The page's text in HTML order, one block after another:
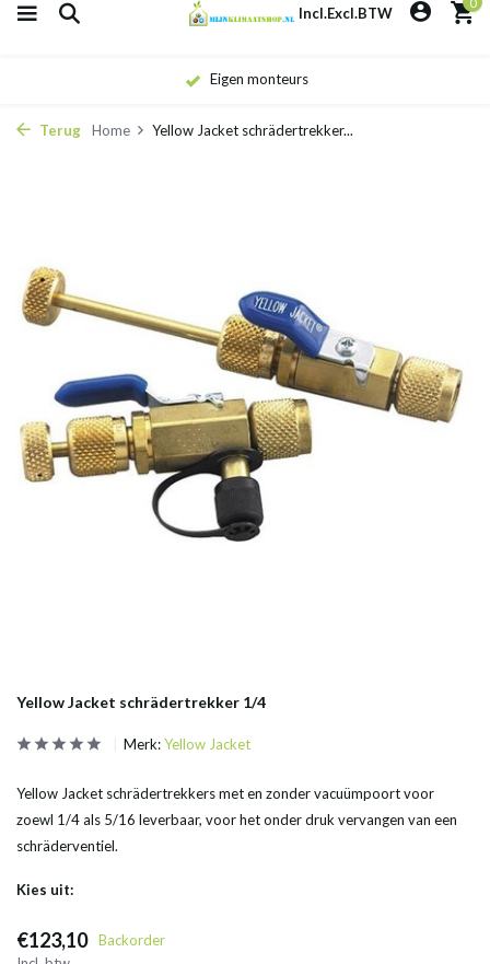
Incl.Excl.BTW
Eigen monteurs
Terug Home Yellow Jacket schrädertrekker...
Yellow Jacket schrädertrekker 1/4
Merk:Yellow Jacket
Yellow Jacket schrädertrekkers met en zonder vacuümpoort voor
zoewl 1/4 als 5/16 leverbaar, voor het onder druk vervangen van een
schräderventiel.
Kies uit:
€123,10
Backorder